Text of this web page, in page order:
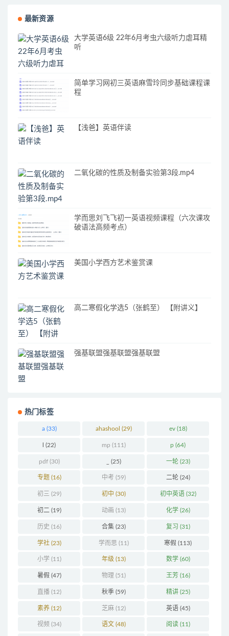
最新资源
大学英语6级 22年6月考虫六级听力虐耳精
听
简单学习网初三英语麻雪玲同步基础课程课
程
【浅爸】英语伴读
二氧化碳的性质及制备实验第3段.mp4
学而思刘飞飞初一英语视频课程（六次课攻
破语法高频考点）
美国小学西方艺术鉴赏课
高二寒假化学选5（张鹤至） 【附讲义】
强基联盟强基联盟强基联盟
热门标签
a(33) ahashool (29) ev(18)
(22) mp (111) p (64)
pdf(30) (25) 一轮(23)
专题(16) 中考 (59) 二轮(24)
初三 (29) 初中 (30) 初中英语(32)
初二 (19) 动画 (13) 化学(26)
历史 (16) 合集(23) 复习 (31)
学社(23) 学而思 (11) 寒假 (113)
小学(11) 年级 (13) 数学(60)
暑假 (47) 物理 (51) 王芳(16)
直播(12) 秋季(59) 精讲(25)
素养(12) 芝麻(12) 英语(45)
视频 (34) 语文 (48) 阅读(11)